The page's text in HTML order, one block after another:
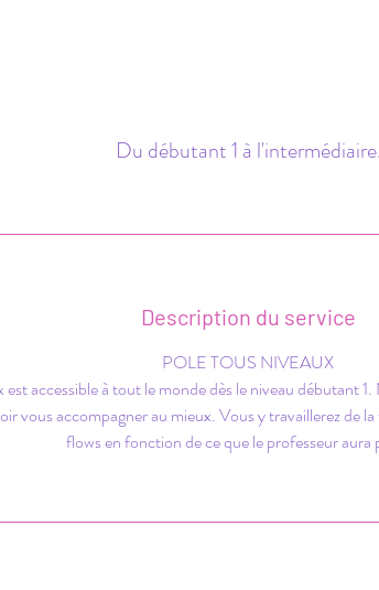
Du débutant 1 à l'intermédiaire.
Description du service
POLE TOUS NIVEAUX
accessible à tout le monde dès le niveau débutant
vous accompagner au mieux. Vous y travaillerez de
flows en fonction de ce que le professeur aura